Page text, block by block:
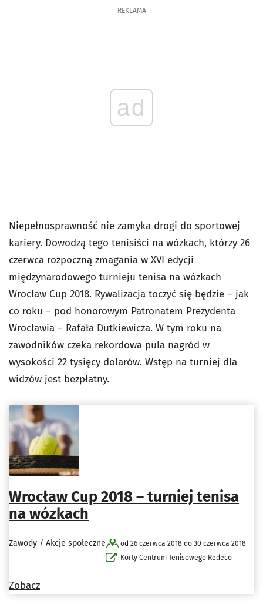
REKLAMA
ad
Niepełnosprawność nie zamyka drogi do sportowej
kariery. Dowodzą tego tenisiści na wózkach, którzy 26
czerwca rozpoczną zmagania w XVI edycji
międzynarodowego turnieju tenisa na wózkach
Wrocław Cup 2018. Rywalizacja toczyć się będzie – jak
co roku – pod honorowym Patronatem Prezydenta
Wrocławia – Rafała Dutkiewicza. W tym roku na
zawodników czeka rekordowa pula nagród w
wysokości 22 tysięcy dolarów. Wstęp na turniej dla
widzów jest bezpłatny.
Wrocław Cup 2018 – turniej tenisa
na wózkach
Zawody / Akcje społeczne
od 26 czerwca 2018 do 30 czerwca 2018
Korty Centrum Tenisowego Redeco
Zobacz